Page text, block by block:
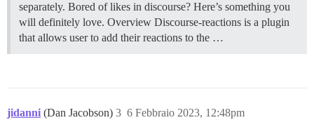
separately. Bored of likes in discourse? Here’s something you
will definitely love. Overview Discourse-reactions is a plugin
that allows user to add their reactions to the …
jidanni (Dan Jacobson) 6 Febbraio 2023, 12:48pm
3